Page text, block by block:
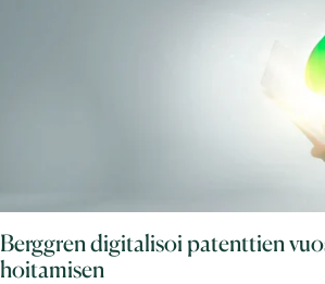
Berggren digitalisoi patenttien
hoitamisen